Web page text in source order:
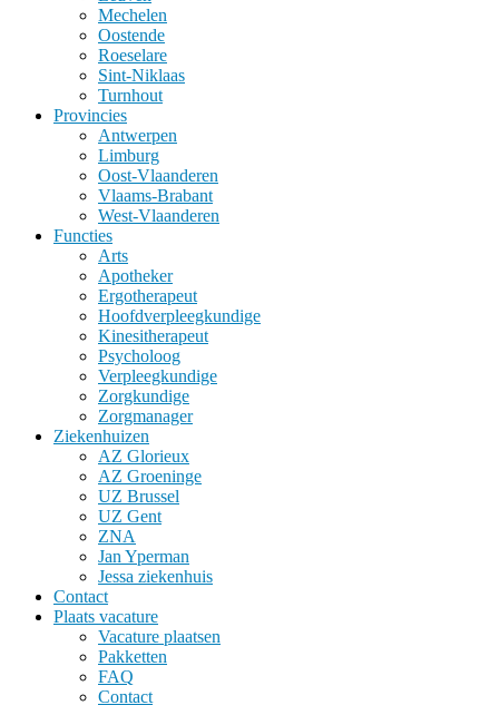
Mechelen
Oostende
Roeselare
Sint-Niklaas
Turnhout
Provincies
Antwerpen
Limburg
Oost-Vlaanderen
Vlaams-Brabant
West-Vlaanderen
Functies
Arts
Apotheker
Ergotherapeut
Hoofdverpleegkundige
Kinesitherapeut
Psycholoog
Verpleegkundige
Zorgkundige
Zorgmanager
Ziekenhuizen
AZ Glorieux
AZ Groeninge
UZ Brussel
UZ Gent
ZNA
Jan Yperman
Jessa ziekenhuis
Contact
Plaats vacature
Vacature plaatsen
Pakketten
FAQ
Contact